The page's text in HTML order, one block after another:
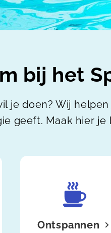
bij het
je doen? Wij
geeft. Maak hier je
Ontspannen